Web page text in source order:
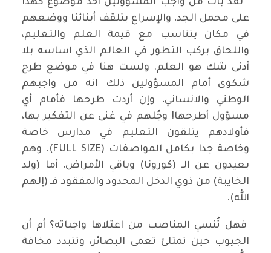
لقد بات من واجب المسؤولين أخذ موضوع كهذا
على محمل الجد، والإسراع بتلقف أبنائنا ووضعهم
في مكان يتناسب مع قيمة العلم والتعليم،
واللحاق بركب التطور في العالم الذي اساسه بلا
أدنى شك هو العلم. ولست هنا في موضع طرح
شكوى أمام المسؤولين ذلك انه من واجبهم
الوطني والانساني، وإن أردت طرحها فأمام أي
مسؤول أطرحها! وجُلهم في غنى عن التفكير بها،
فأولادهم يتلقون التعليم في مدارس خاصة
وخاصة جدا بكامل المواصفات (FULL SIZE). وهم
بعيدون عن الـ (كورونا) وباقي الأمراض، أما (ولد
الخايبة) من ذوي الدخل المحدود والمفقود فـ (إلهم
الله).
فهل تُنسي المناصب من اعتلاها واجباته؟ أم أن
الجيوب حين تمتلئ تعمى البصائر، وتتبدد مخافة